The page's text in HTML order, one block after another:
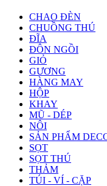
CHAO ĐÈN
CHUỒNG THÚ
ĐĨA
ĐÔN NGỒI
GIỎ
GƯƠNG
HÀNG MAY
HỘP
KHAY
MŨ - DÉP
NÔI
SẢN PHẨM
SỌT
SỌT THÚ
THẢM
TÚI - VÍ - CẶP